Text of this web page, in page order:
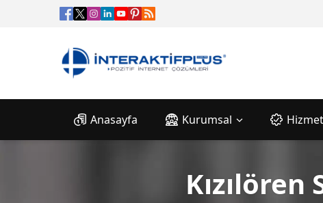
Anasayfa Kurumsal
Kızılören